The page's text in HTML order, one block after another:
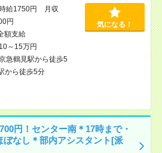
給1750円 月収
円
額支給
～15万円
急鶴見駅から徒歩5
から徒歩5分
気になる！
円！センター南＊17時まで・
ぼなし＊部内アシスタント[派